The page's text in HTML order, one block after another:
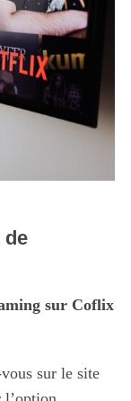
de
sur Coflix
sur le site